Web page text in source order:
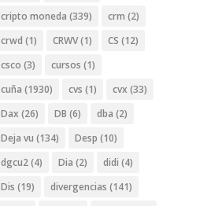
cripto moneda (339) crm (2)
crwd (1) CRWV(1) CS (12)
csco (3) cursos (1)
cuña (1930) cvs (1) cvx (33)
Dax (26) DB (6) dba (2)
Deja vu (134) Desp (10)
dgcu2(4) Dia (2) didi (4)
Dis (19) divergencias (141)